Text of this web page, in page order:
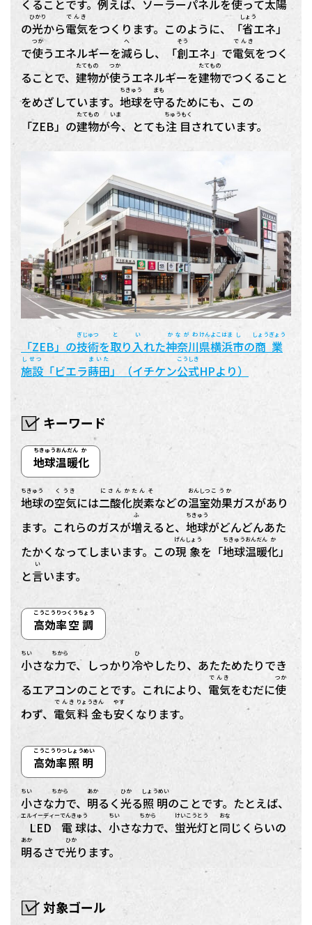
くることです。 例 えば、ソーラーパネルを使って太陽
の光
ひかり
から電気
でんき
をつくります。このように、「省
しょう
エネ」
で使
つか
うエネルギーを減
へ
らし、「創
そう
エネ」で電気
でんき
をつく
ることで、 建物
たてもの
が使
つか
うエネルギーを建物
たてもの
でつくること
をめざしています。 地球
ちきゅう
を守
まも
るためにも、この
「ZEB」の建物
たてもの
が今
いま
、とても注目
ちゅうもく
されています。
「ZEB」の技術
ぎじゅつ
を取り入
と い
れた神奈川
かながわ
県
けん
横浜
よこはま
市
し
の商業
しょうぎょう
施設
しせつ
「ビエラ蒔田
まいた
」（イチケン公式
こうしき
HPより）
キーワード
地球
ちきゅう
温暖
おんだん
化
か
地球
ちきゅう
の空気
くうき
には二酸化炭素
にさんかたんそ
などの温室
おんしつ
効果
こうか
ガスがあり
ます。これらのガスが増
ふ
えると、 地球
ちきゅう
がどんどんあた
たかくなってしまいます。この現象
げんしょう
を「地球
ちきゅう
温暖
おんだん
化
か
」
と言
い
います。
高
こう
効率
こうりつ
空調
くうちょう
小
ちい
さな力
ちから
で、しっかり冷
ひ
やしたり、あたためたりでき
るエアコンのことです。これにより、 電気
でんき
をむだに使
つか
わず、 電気
でんき
料金
りょうきん
も安
やす
くなります。
高
こう
効率
こうりつ
照明
しょうめい
小
ちい
さな力
ちから
で、 明
あか
るく光
ひか
る照明
しょうめい
のことです。たとえば、
LED
エルイーディー
電球
でんきゅう
は、 小
ちい
さな力
ちから
で、 蛍光
けいこう
灯
とう
と同
おな
じくらいの
明
あか
るさで光
ひか
ります。
対象ゴール